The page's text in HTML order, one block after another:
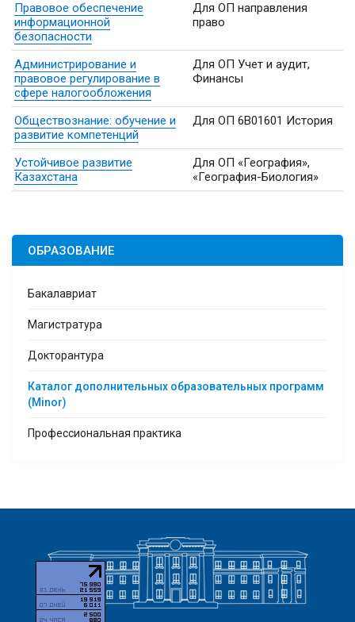
Правовое обеспечение
информационной
безопасности
Для ОП направления
право
Администрирование и
правовое регулирование в
сфере налогообложения
Для ОП Учет и аудит,
Финансы
Обществознание: обучение и
развитие компетенций
Для ОП 6B01601 История
Устойчивое развитие
Казахстана
Для ОП «География»,
«География-Биология»
ОБРАЗОВАНИЕ
Бакалавриат
Магистратура
Докторантура
Каталог дополнительных образовательных программ
(Minor)
Профессиональная практика